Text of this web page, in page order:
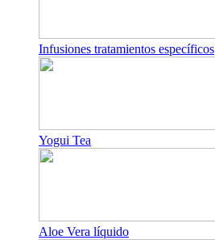
Infusiones tratamientos específicos
Yogui Tea
Aloe Vera líquido